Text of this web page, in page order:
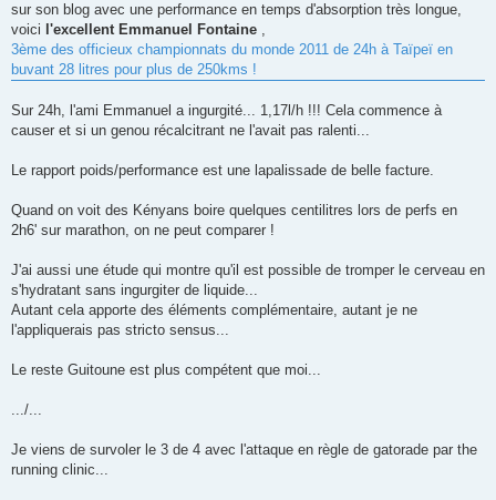
sur son blog avec une performance en temps d'absorption très longue,
voici l'excellent Emmanuel Fontaine ,
3ème des officieux championnats du monde 2011 de 24h à Taïpeï en
buvant 28 litres pour plus de 250kms !
Sur 24h, l'ami Emmanuel a ingurgité... 1,17l/h !!! Cela commence à
causer et si un genou récalcitrant ne l'avait pas ralenti...
Le rapport poids/performance est une lapalissade de belle facture.
Quand on voit des Kényans boire quelques centilitres lors de perfs en
2h6' sur marathon, on ne peut comparer !
J'ai aussi une étude qui montre qu'il est possible de tromper le cerveau en
s'hydratant sans ingurgiter de liquide...
Autant cela apporte des éléments complémentaire, autant je ne
l'appliquerais pas stricto sensus...
Le reste Guitoune est plus compétent que moi...
.../...
Je viens de survoler le 3 de 4 avec l'attaque en règle de gatorade par the
running clinic...